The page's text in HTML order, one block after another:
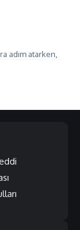
adım atarken,